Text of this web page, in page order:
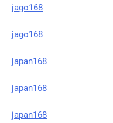
jago168
jago168
japan168
japan168
japan168